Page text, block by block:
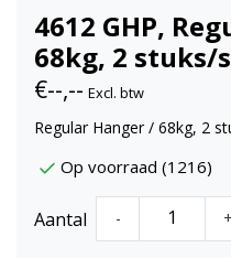
4612 GHP,
68kg, 2 stuks/
€--,-- Excl. btw
Regular Hanger / 68kg, 2
Op voorraad (1216)
Aantal - +